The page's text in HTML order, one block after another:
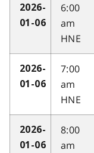
2026-
01-06
6:00
am
HNE
2026-
01-06
7:00
am
HNE
2026-
01-06
8:00
am